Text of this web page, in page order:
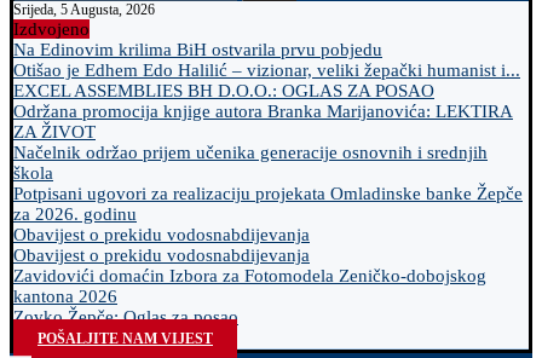
Srijeda, 5 Augusta, 2026
Izdvojeno
Na Edinovim krilima BiH ostvarila prvu pobjedu
Otišao je Edhem Edo Halilić – vizionar, veliki žepački humanist i...
EXCEL ASSEMBLIES BH D.O.O.: OGLAS ZA POSAO
Održana promocija knjige autora Branka Marijanovića: LEKTIRA
ZA ŽIVOT
Načelnik održao prijem učenika generacije osnovnih i srednjih
škola
Potpisani ugovori za realizaciju projekata Omladinske banke Žepče
za 2026. godinu
Obavijest o prekidu vodosnabdijevanja
Obavijest o prekidu vodosnabdijevanja
Zavidovići domaćin Izbora za Fotomodela Zeničko-dobojskog
kantona 2026
Zovko Žepče: Oglas za posao
POŠALJITE NAM VIJEST